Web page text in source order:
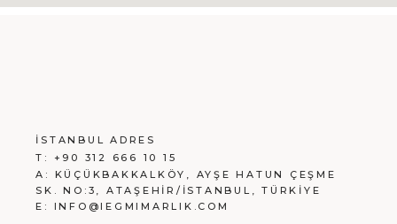
İSTANBUL ADRES
T: +90 312 666 10 15
A: KÜÇÜKBAKKALKÖY, AYŞE HATUN ÇEŞME
SK. NO:3, ATAŞEHİR/İSTANBUL, TÜRKİYE
E: INFO@IEGMIMARLIK.COM